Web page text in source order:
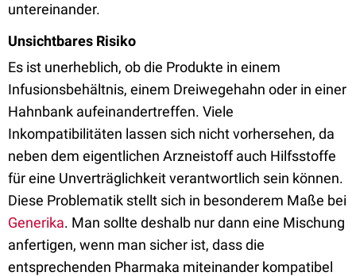
untereinander.
Unsichtbares Risiko
Es ist unerheblich, ob die Produkte in einem
Infusionsbehältnis, einem Dreiwegehahn oder in einer
Hahnbank aufeinandertreffen. Viele
Inkompatibilitäten lassen sich nicht vorhersehen, da
neben dem eigentlichen Arzneistoff auch Hilfsstoffe
für eine Unverträglichkeit verantwortlich sein können.
Diese Problematik stellt sich in besonderem Maße bei
Generika. Man sollte deshalb nur dann eine Mischung
anfertigen, wenn man sicher ist, dass die
entsprechenden Pharmaka miteinander kompatibel